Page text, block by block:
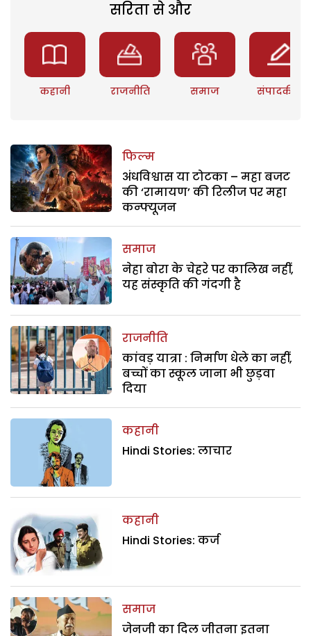
सरिता से और
कहानी राजनीति समाज संपादकीय
फिल्म
अंधविश्वास या टोटका – महा बजट
की ‘रामायण’ की रिलीज पर महा
कन्फ्यूजन
समाज
नेहा बोरा के चेहरे पर कालिख नहीं,
यह संस्कृति की गंदगी है
राजनीति
कांवड़ यात्रा : निर्माण धेले का नहीं,
बच्चों का स्कूल जाना भी छुड़वा
दिया
कहानी
Hindi Stories: लाचार
कहानी
Hindi Stories: कर्ज
समाज
जेनजी का दिल जीतना इतना